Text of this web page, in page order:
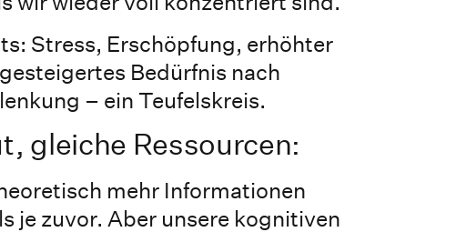
Stress, Erschöpfung, erhöhter
Bedürfnis nach
– ein Teufelskreis.
gleiche Ressourcen:
mehr Informationen
je zuvor. Aber unsere kognitiven